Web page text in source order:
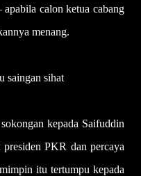
calon ketua cabang
menang.
saingan sihat
kepada Saifuddin
PKR dan percaya
itu tertumpu kepada